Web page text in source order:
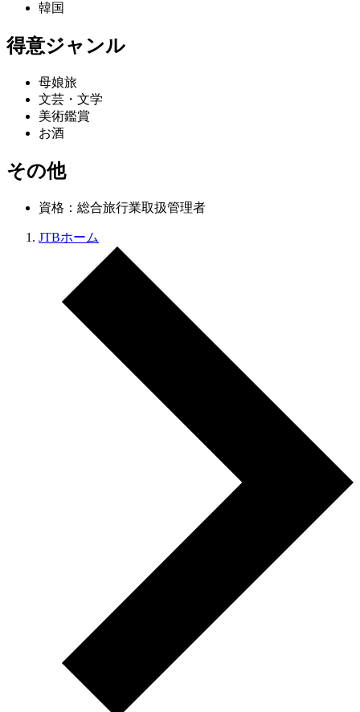
韓国
得意ジャンル
母娘旅
文芸・文学
美術鑑賞
お酒
その他
資格：総合旅行業取扱管理者
JTBホーム